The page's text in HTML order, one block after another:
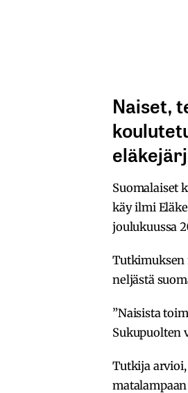
Naiset,
Suomalaiset
käy ilmi
joulukuussa
Tutkimuksen
neljästä
”Naisista
Sukupuolten
Tutkija